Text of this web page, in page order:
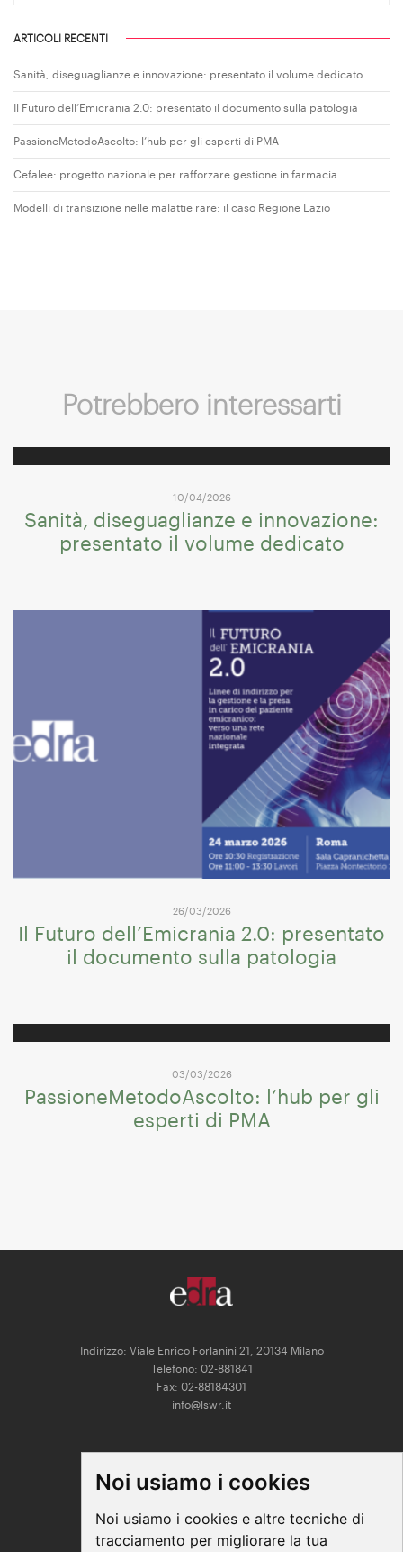
Noi usiamo i cookies
Noi usiamo i cookies e altre tecniche di
tracciamento per migliorare la tua
ARTICOLI RECENTI
Sanità, diseguaglianze e innovazione: presentato il volume dedicato
Il Futuro dell’Emicrania 2.0: presentato il documento sulla patologia
PassioneMetodoAscolto: l’hub per gli esperti di PMA
Cefalee: progetto nazionale per rafforzare gestione in farmacia
Modelli di transizione nelle malattie rare: il caso Regione Lazio
Potrebbero interessarti
10/04/2026
Sanità, diseguaglianze e innovazione:
presentato il volume dedicato
26/03/2026
Il Futuro dell’Emicrania 2.0: presentato
il documento sulla patologia
03/03/2026
PassioneMetodoAscolto: l’hub per gli
esperti di PMA
Indirizzo: Viale Enrico Forlanini 21, 20134 Milano
Telefono: 02-881841
Fax: 02-88184301
info@lswr.it
Facebook
Youtube